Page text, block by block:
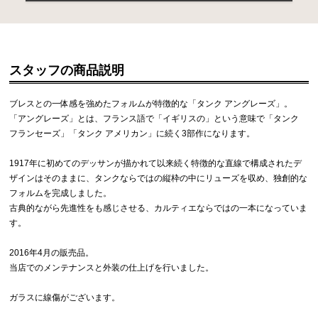
スタッフの商品説明
ブレスとの一体感を強めたフォルムが特徴的な「タンク アングレーズ」。
「アングレーズ」とは、フランス語で「イギリスの」という意味で「タンク
フランセーズ」「タンク アメリカン」に続く3部作になります。
1917年に初めてのデッサンが描かれて以来続く特徴的な直線で構成されたデ
ザインはそのままに、タンクならではの縦枠の中にリューズを収め、独創的な
フォルムを完成しました。
古典的ながら先進性をも感じさせる、カルティエならではの一本になっていま
す。
2016年4月の販売品。
当店でのメンテナンスと外装の仕上げを行いました。
ガラスに線傷がございます。